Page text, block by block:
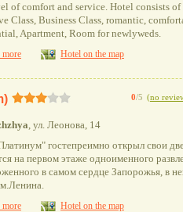
of comfort and service. Hotel consists
Class, Business Class, romantic,
Apartment, Room for newlyweds.
more
Hotel on the map
0/5 (no
, ул. Леонова, 14
гостепреимно открыл свои
на первом этаже одноименного
в самом сердце Запорожья, в
more
Hotel on the map